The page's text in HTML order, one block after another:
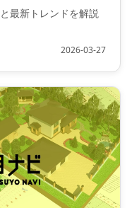
最新トレンドを解説
2026-03-27